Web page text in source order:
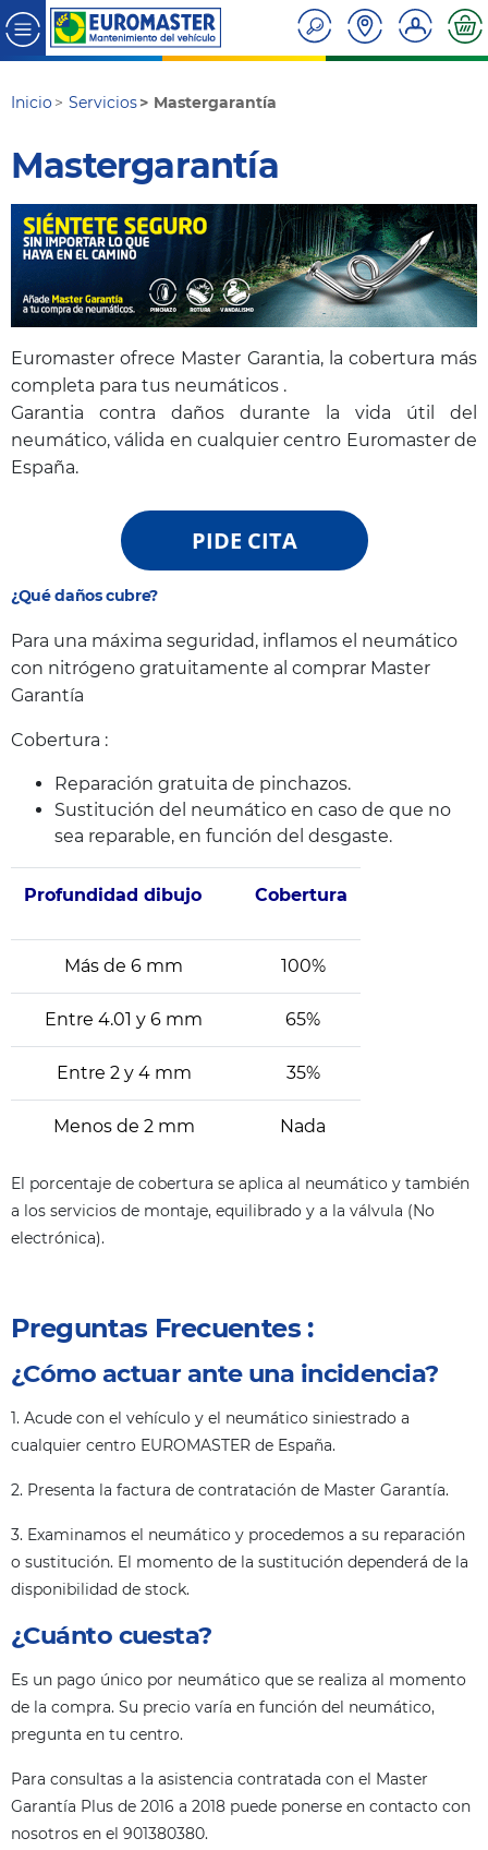
Inicio Servicios Mastergarantía
Mastergarantía
Euromaster ofrece Master Garantia, la cobertura más
completa para tus neumáticos .
Garantia contra daños durante la vida útil del
neumático, válida en cualquier centro Euromaster de
España.
PIDE CITA
¿Qué daños cubre?
Para una máxima seguridad, inflamos el neumático
con nitrógeno gratuitamente al comprar Master
Garantía
Cobertura :
Reparación gratuita de pinchazos.
Sustitución del neumático en caso de que no
sea reparable, en función del desgaste.
Profundidad dibujo Cobertura
Más de 6 mm 100%
Entre 4.01 y 6 mm 65%
Entre 2 y 4 mm 35%
Menos de 2 mm Nada
El porcentaje de cobertura se aplica al neumático y también
a los servicios de montaje, equilibrado y a la válvula (No
electrónica).
Preguntas Frecuentes :
¿Cómo actuar ante una incidencia?
1. Acude con el vehículo y el neumático siniestrado a
cualquier centro EUROMASTER de España.
2. Presenta la factura de contratación de Master Garantía.
3. Examinamos el neumático y procedemos a su reparación
o sustitución. El momento de la sustitución dependerá de la
disponibilidad de stock.
¿Cuánto cuesta?
Es un pago único por neumático que se realiza al momento
de la compra. Su precio varía en función del neumático,
pregunta en tu centro.
Para consultas a la asistencia contratada con el Master
Garantía Plus de 2016 a 2018 puede ponerse en contacto con
nosotros en el 901380380.